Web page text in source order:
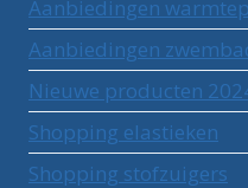
Aanbiedingen
Aanbiedingen
Nieuwe producten
Shopping elastieken
Shopping stofzuigers